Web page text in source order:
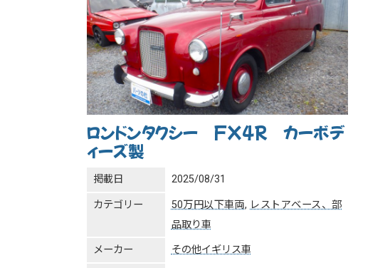
ロンドンタクシー FX4R カーボデ
ィーズ製
掲載日 2025/08/31
カテゴリー 50万円以下車両, レストアベース、部
品取り車
メーカー その他イギリス車